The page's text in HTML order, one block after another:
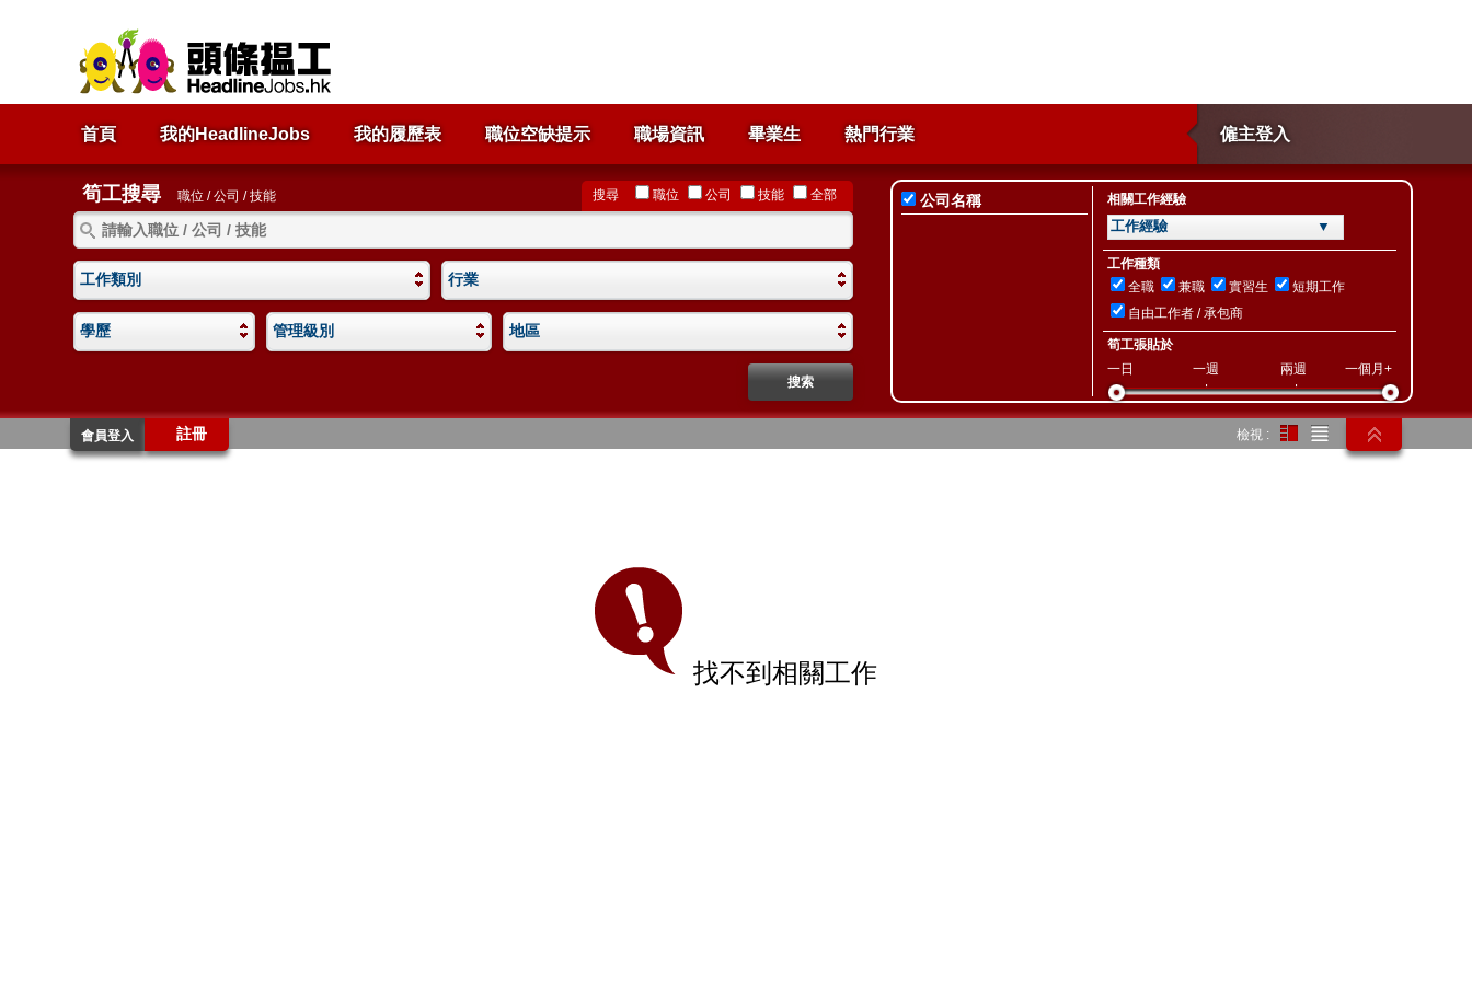
首頁 我的HeadlineJobs 我的履歷表 職位空缺提示 職場資訊 畢業生 僱主登入
熱門行業
筍工搜尋 職位 / 公司 / 技能 搜尋 職位 公司 技能 全部
工作類別 行業
學歷 管理級別 地區
公司名稱 相關工作經驗
工作經驗 ▼
工作種類
全職
兼職 實習生
短期工作
自由工作者 / 承包商
筍工張貼於
一日
一週 兩週 一個月+
會員登入 註冊 檢視 :
找不到相關工作